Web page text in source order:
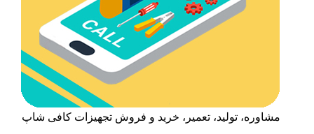
مشاوره، تولید، تعمیر، خرید و فروش تجهیزات کافی شاپ